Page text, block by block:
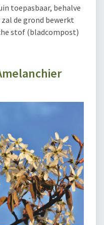
toepasbaar, behalve
de grond bewerkt
stof (bladcompost)